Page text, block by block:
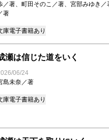
／著、町田そのこ／著、宮部みゆき／
著
庫電子書籍あり
瀬は信じた道をいく
06/24
島未奈／著
庫電子書籍あり